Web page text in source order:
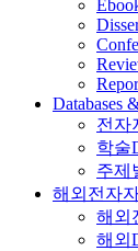
Databases
전자
학술
주제
해외전자
해외
해외